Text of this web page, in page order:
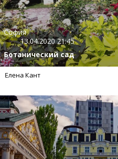
София
13.04.2020 21:45
Ботанический сад
Елена Кант